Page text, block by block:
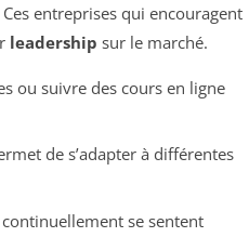
entreprises qui encouragent
leadership sur le marché.
ou suivre des cours en ligne
de s’adapter à différentes
se sentent